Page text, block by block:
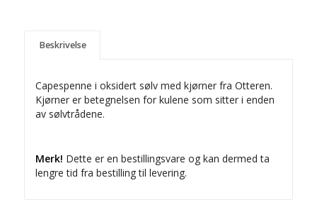
Beskrivelse
Capespenne i oksidert sølv med kjørner fra Otteren.
Kjørner er betegnelsen for kulene som sitter i enden
av sølvtrådene.
Merk! Dette er en bestillingsvare og kan dermed ta
lengre tid fra bestilling til levering.